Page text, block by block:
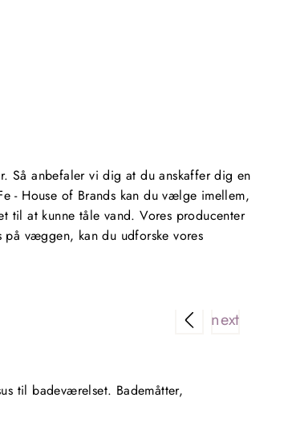
Så anbefaler vi dig at du anskaffer dig en
- House of Brands kan du vælge imellem,
til at kunne tåle vand. Vores producenter
væggen, kan du udforske vores
til badeværelset. Bademåtter,